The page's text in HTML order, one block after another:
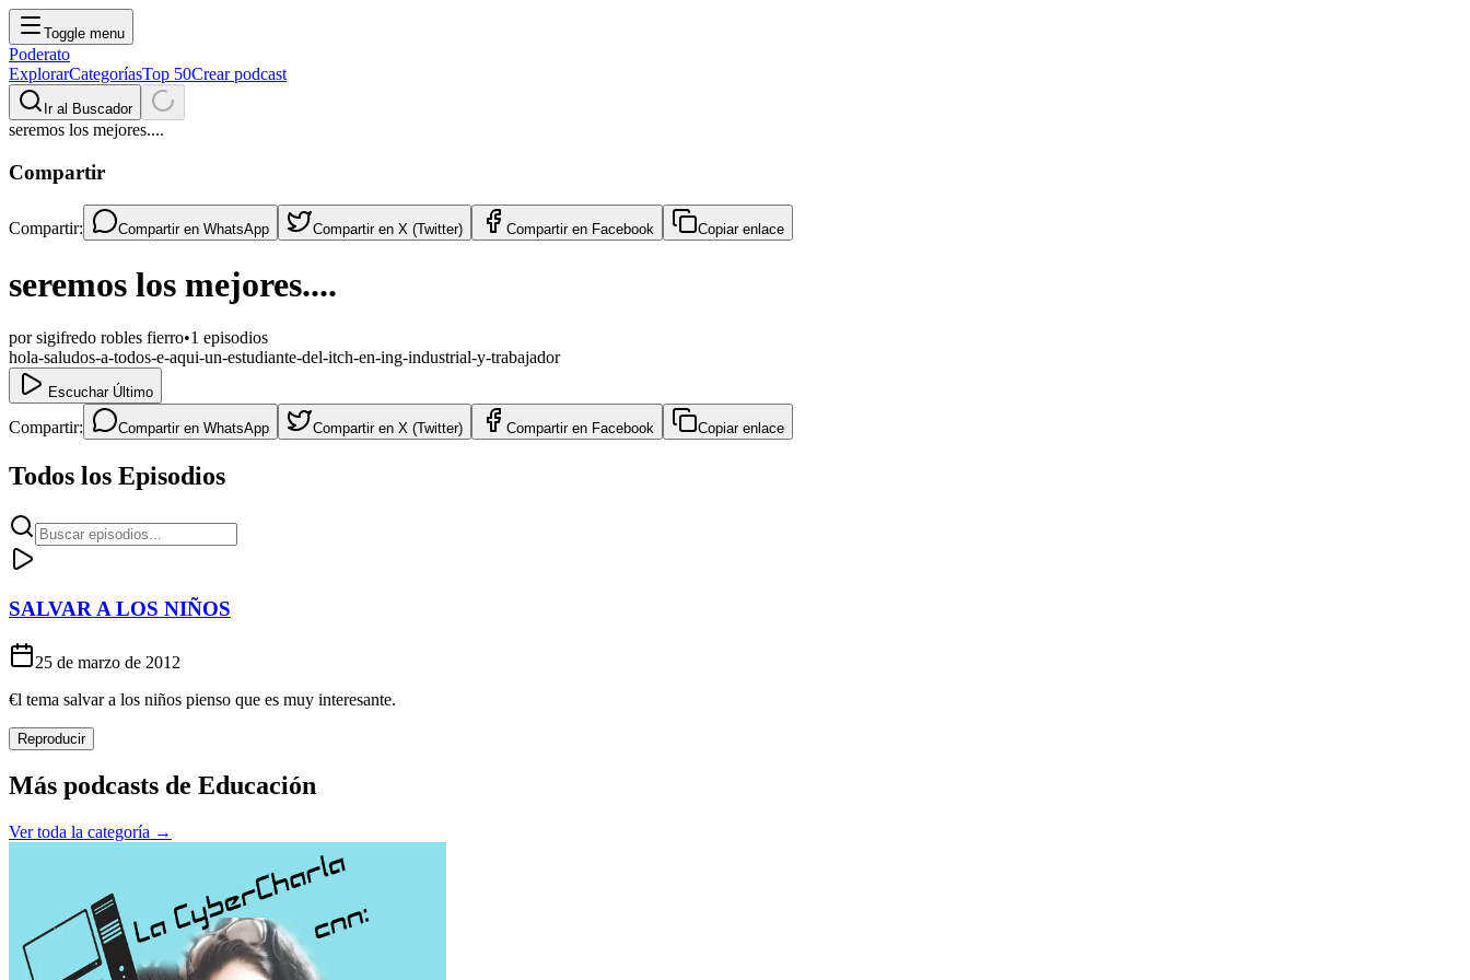
Toggle menu
Poderato
ExplorarCategoríasTop 50Crear podcast
Ir al Buscador
seremos los mejores....
Compartir
Compartir: Compartir en WhatsApp Compartir en X (Twitter) Compartir en Facebook Copiar enlace
seremos los mejores....
porsigifredo robles fierro•1 episodios
hola-saludos-a-todos-e-aqui-un-estudiante-del-itch-en-ing-industrial-y-trabajador
Escuchar Último
Compartir: Compartir en WhatsApp Compartir en X (Twitter) Compartir en Facebook Copiar enlace
Todos los Episodios
SALVAR A LOS NIÑOS
25 de marzo de 2012
€l tema salvar a los niños pienso que es muy interesante.
Reproducir
Más podcasts de Educación
Ver toda la categoría →